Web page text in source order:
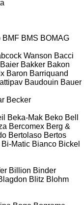
BMF BMS BOMAG
Wanson Bacci
Baier Bakker Bakon
Baron Barriquand
Baudouin Bauer
Becker
Beka-Mak Beko Bell
Bercomex Berg &
Bertolaso Bertos
Bi-Matic Bianco Bickel
Billion Binder
Blitz Blohm